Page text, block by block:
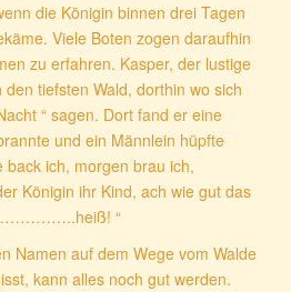
die Königin binnen drei Tagen
Viele Boten zogen daraufhin
zu erfahren. Kasper, der lustige
tiefsten Wald, dorthin wo sich
“ sagen. Dort fand er eine
und ein Männlein hüpfte
back ich, morgen brau ich,
Königin ihr Kind, ach wie gut das
……………..heiß! “
Namen auf dem Wege vom Walde
kann alles noch gut werden.